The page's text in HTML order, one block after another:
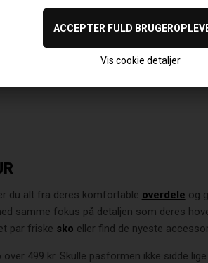
Vis cookie detaljer
Basic 9forty NY Yankees
Forrige side 1 2
du alt fra deres komfortable overdele og
samme fokus på detaljen som deres
par friske sko eller find de nyeste
499 kr. Skulle pasformen ikke sidde